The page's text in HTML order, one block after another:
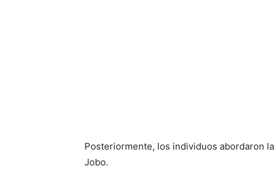
Posteriormente, los individuos abordaron
Jobo.